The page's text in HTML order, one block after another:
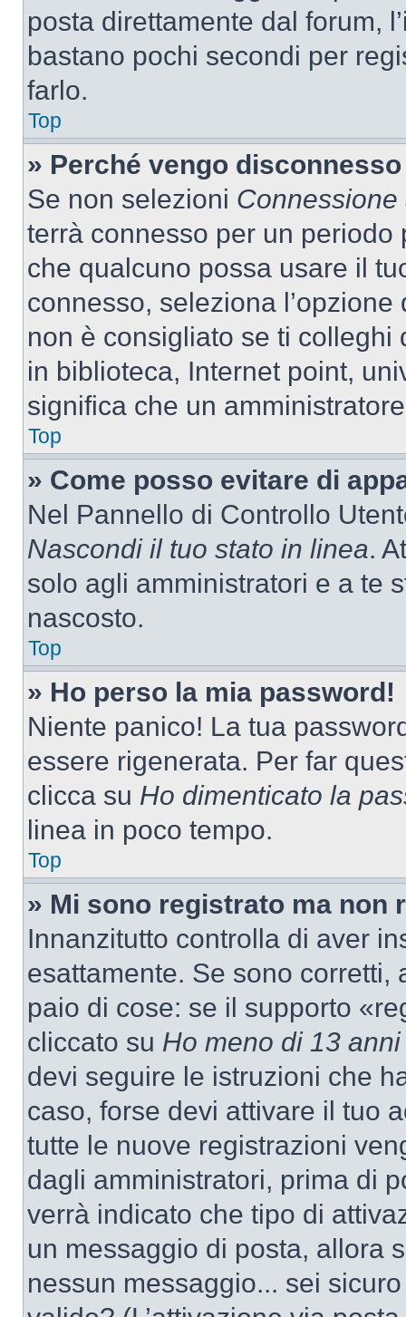
posta direttamente dal forum,
bastano pochi secondi per
farlo.
Top
» Perché vengo
Se non selezioni
terrà connesso per un
che qualcuno possa usare il
connesso, seleziona
non è consigliato se ti
in biblioteca, Internet point,
significa che un
Top
» Come posso evitare di
Nel Pannello di Controllo
Nascondi il tuo stato in linea.
solo agli amministratori e a te
nascosto.
Top
» Ho perso la mia password!
Niente panico! La tua
essere rigenerata. Per far
clicca su Ho dimenticato la
linea in poco tempo.
Top
» Mi sono registrato ma non
Innanzitutto controlla di aver
esattamente. Se sono
paio di cose: se il supporto
cliccato su Ho meno di 13 anni
devi seguire le istruzioni che
caso, forse devi attivare il tuo
tutte le nuove registrazioni
dagli amministratori, prima di
verrà indicato che tipo di
un messaggio di posta, allora
nessun messaggio... sei